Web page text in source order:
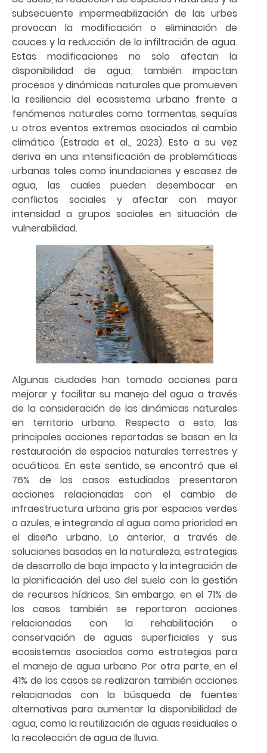
subsecuente impermeabilización de las urbes
provocan la modificación o eliminación de
cauces y la reducción de la infiltración de agua.
Estas modificaciones no solo afectan la
disponibilidad de agua; también impactan
procesos y dinámicas naturales que promueven
la resiliencia del ecosistema urbano frente a
fenómenos naturales como tormentas, sequías
u otros eventos extremos asociados al cambio
climático (Estrada et al., 2023). Esto a su vez
deriva en una intensificación de problemáticas
urbanas tales como inundaciones y escasez de
agua, las cuales pueden desembocar en
conflictos sociales y afectar con mayor
intensidad a grupos sociales en situación de
vulnerabilidad.
Algunas ciudades han tomado acciones para
mejorar y facilitar su manejo del agua a través
de la consideración de las dinámicas naturales
en territorio urbano. Respecto a esto, las
principales acciones reportadas se basan en la
restauración de espacios naturales terrestres y
acuáticos. En este sentido, se encontró que el
76% de los casos estudiados presentaron
acciones relacionadas con el cambio de
infraestructura urbana gris por espacios verdes
o azules, e integrando al agua como prioridad en
el diseño urbano. Lo anterior, a través de
soluciones basadas en la naturaleza, estrategias
de desarrollo de bajo impacto y la integración de
la planificación del uso del suelo con la gestión
de recursos hídricos. Sin embargo, en el 71% de
los casos también se reportaron acciones
relacionadas con la rehabilitación o
conservación de aguas superficiales y sus
ecosistemas asociados como estrategias para
el manejo de agua urbano. Por otra parte, en el
41% de los casos se realizaron también acciones
relacionadas con la búsqueda de fuentes
alternativas para aumentar la disponibilidad de
agua, como la reutilización de aguas residuales o
la recolección de agua de lluvia.